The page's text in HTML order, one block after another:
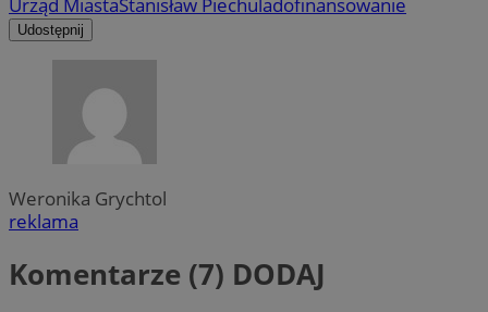
Urząd MiastaStanisław Piechuladofinansowanie
Udostępnij
Weronika Grychtol
reklama
Komentarze (7) DODAJ